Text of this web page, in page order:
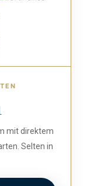
mit direktem
Selten in